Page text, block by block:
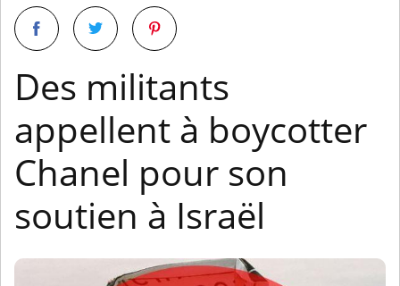
Des militants
appellent à boycotter
Chanel pour son
soutien à Israël